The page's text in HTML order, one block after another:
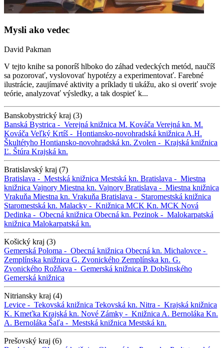
Mysli ako vedec
David Pakman
V tejto knihe sa ponoríš hlboko do záhad vedeckých metód, naučíš
sa pozorovať, vyslovovať hypotézy a experimentovať. Farebné
ilustrácie, zaujímavé aktivity a príklady ti ukážu, ako si overiť svoje
teórie, analyzovať výsledky, a tak dospieť k...
Banskobystrický kraj (3)
Banská Bystrica - Verejná knižnica M. Kováča Verejná kn. M.
Kováča Veľký Krtíš - Hontiansko-novohradská knižnica A.H.
Škultétyho Hontiansko-novohradská kn. Zvolen - Krajská knižnica
Ľ. Štúra Krajská kn.
Bratislavský kraj (7)
Bratislava - Mestská knižnica Mestská kn. Bratislava - Miestna
knižnica Vajnory Miestna kn. Vajnory Bratislava - Miestna knižnica
Vrakuňa Miestna kn. Vrakuňa Bratislava - Staromestská knižnica
Staromestská kn. Malacky - Knižnica MCK Kn. MCK Nová
Dedinka - Obecná knižnica Obecná kn. Pezinok - Malokarpatská
knižnica Malokarpatská kn.
Košický kraj (3)
Gemerská Poloma - Obecná knižnica Obecná kn. Michalovce -
Zemplínska knižnica G. Zvonického Zemplínska kn. G.
Zvonického Rožňava - Gemerská knižnica P. Dobšinského
Gemerská knižnica
Nitriansky kraj (4)
Levice - Tekovská knižnica Tekovská kn. Nitra - Krajská knižnica
K. Kmeťka Krajská kn. Nové Zámky - Knižnica A. Bernoláka Kn.
A. Bernoláka Šaľa - Mestská knižnica Mestská kn.
Prešovský kraj (6)